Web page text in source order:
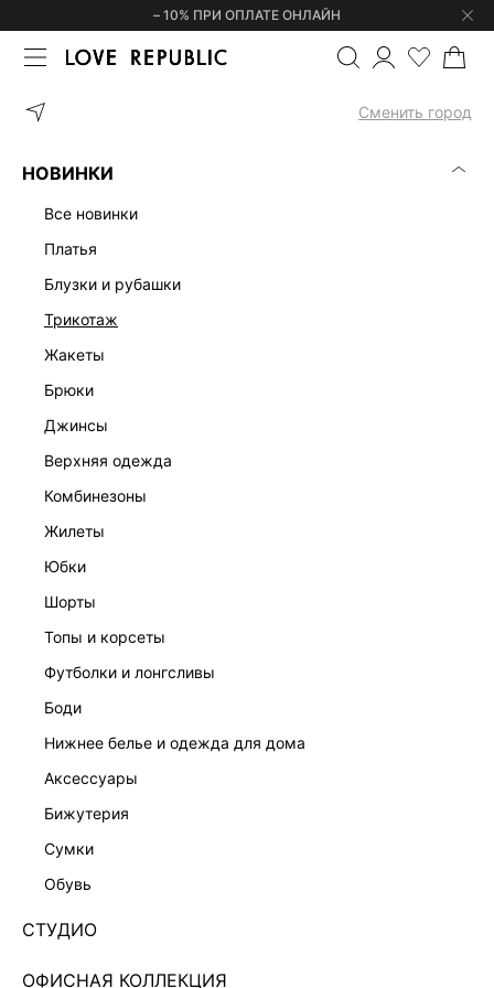
– 10% ПРИ ОПЛАТЕ ОНЛАЙН
Сменить город
НОВИНКИ
все новинки
платья
блузки и рубашки
трикотаж
жакеты
брюки
джинсы
верхняя одежда
комбинезоны
жилеты
юбки
шорты
топы и корсеты
футболки и лонгсливы
боди
нижнее белье и одежда для дома
аксессуары
бижутерия
сумки
обувь
СТУДИО
ОФИСНАЯ КОЛЛЕКЦИЯ
ГЛАВНАЯ РУБАШКА ИЗ 100%
НАТУРАЛЬНЫЙ ЛЕН
РУБАШКА ИЗ 100% ЛЬНА 6254016320-50
Нет в наличии
ЦВЕТ:ЧЕРНЫЙ